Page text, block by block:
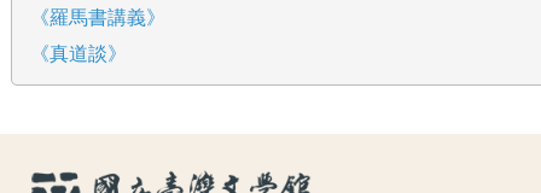
《羅馬書講義》
《真道談》